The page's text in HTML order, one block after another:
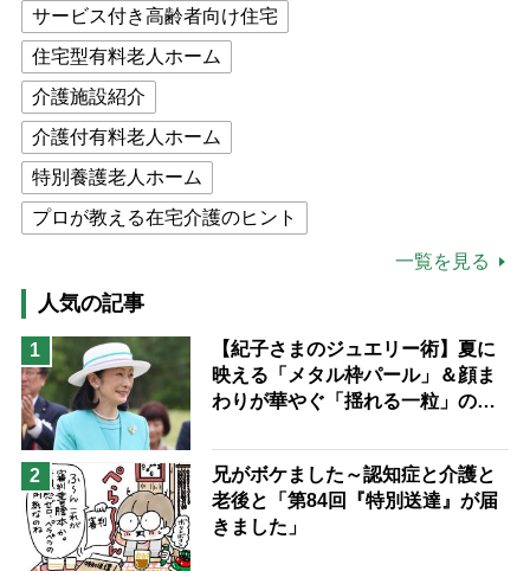
サービス付き高齢者向け住宅
住宅型有料老人ホーム
介護施設紹介
介護付有料老人ホーム
特別養護老人ホーム
プロが教える在宅介護のヒント
高木ブー
ケアマネジャー
猫が母になつきません
息子の遠距離介護サバイバル術
兄がボケました
予防法
一覧を見る
人気の記事
1
【紀子さまのジュエリー術】夏に
映える「メタル枠パール」＆顔ま
わりが華やぐ「揺れる一粒」の使
2
兄がボケました～認知症と介護と
老後と「第84回『特別送達』が届
きました」